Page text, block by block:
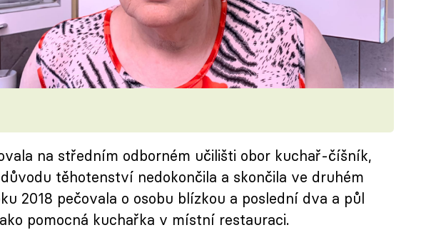
na středním odborném učilišti obor kuchař-číšník,
těhotenství nedokončila a skončila ve druhém
2018 pečovala o osobu blízkou a poslední dva a půl
pomocná kuchařka v místní restauraci.